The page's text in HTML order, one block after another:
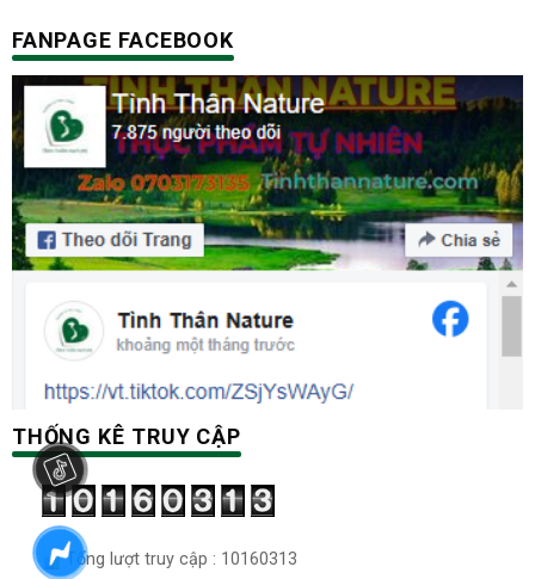
FANPAGE FACEBOOK
THỐNG KÊ TRUY CẬP
Tổng lượt truy cập : 10160313